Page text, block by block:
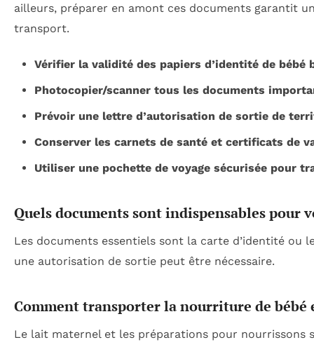
ailleurs, préparer en amont ces documents garantit
transport.
Vérifier la validité des papiers d’identité de bébé
Photocopier/scanner tous les documents
Prévoir une lettre d’autorisation de sortie de
Conserver les carnets de santé et certificats de
Utiliser une pochette de voyage sécurisée pour
Quels documents sont indispensables pour
Les documents essentiels sont la carte d’identité ou
une autorisation de sortie peut être nécessaire.
Comment transporter la nourriture de bébé
Le lait maternel et les préparations pour nourrissons